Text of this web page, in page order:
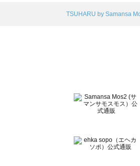
Samansa Mos2 Lagom（
BETTY'S BLUE（べティ
Wpc.（ワールドパーティー
TSUHARU by Samansa